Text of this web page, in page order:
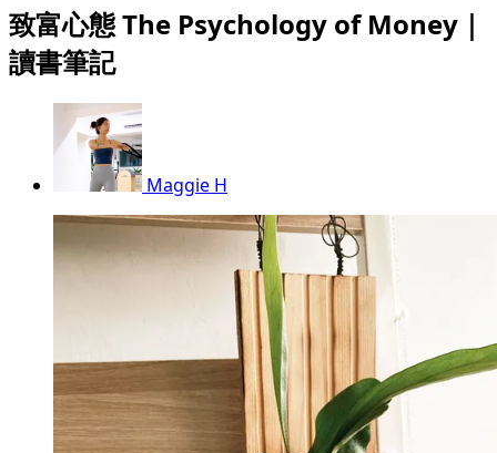
致富心態 The Psychology of Money｜
讀書筆記
Maggie H